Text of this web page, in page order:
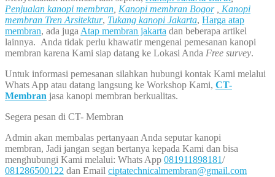
Penjualan kanopi membran Kanopi membran Bogor,
Kanopi
membran Tren Arsitektur, Tukang kanopi Jakarta, Harga atap
membran, ada juga Atap membran jakarta dan beberapa artikel
lainnya. Anda tidak perlu khawatir mengenai pemesanan kanopi
membran karena Kami siap datang ke Lokasi Anda Free survey.
Untuk informasi pemesanan silahkan hubungi kontak Kami melalui
Whats App atau datang langsung ke Workshop Kami, CT-
Membran jasa kanopi membran berkualitas.
Segera pesan di CT- Membran
Admin akan membalas pertanyaan Anda seputar kanopi
membran, Jadi jangan segan bertanya kepada Kami dan bisa
menghubungi Kami melalui: Whats App 081911898181/
081286500122 dan Email ciptatechnicalmembran@gmail.com